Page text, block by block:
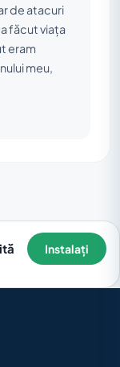
de atacuri
făcut viața
eram
meu,
Instalați